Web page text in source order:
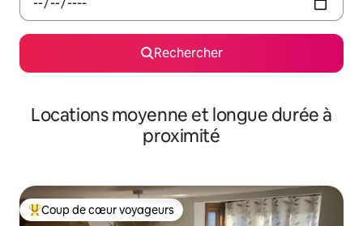
Rechercher
Locations moyenne et longue durée à
proximité
Coups de cœur voyageurs les plus appréciés
Coup de cœur voyageurs